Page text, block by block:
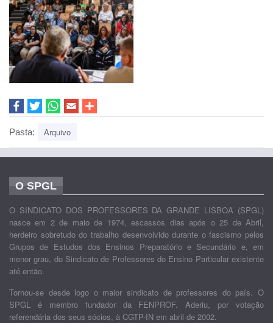
Pasta: Arquivo
O SPGL
O SINDICATO DOS PROFESSORES DA GRANDE LISBOA (SPGL)
nasce em 2 de maio de 1974, escassos dias após o 25 de Abril,
herdeiro sobretudo do trabalho desenvolvido durante o fascismo pelos
Grupos de Estudos dos Ensinos Preparatório e Secundário e, em
menor grau, do Sindicato de Professores do Ensino Particular existente
até então.
Tornou-se desde logo o maior sindicato de professores do país. O
SPGL é membro fundador da FENPROF. Aderiu, por votação
referendária dos seus sócios, à CGTP-IN em abril de 2002.